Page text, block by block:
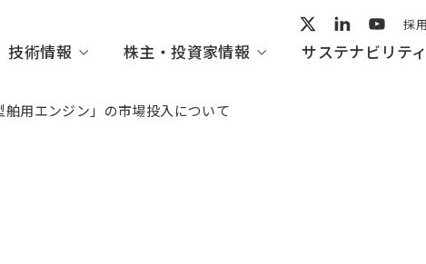
ョン
技術情報 株主・投資家情報
まへ
サステナビリティ
活動レポート
採
舶用エンジン」の市場投入について